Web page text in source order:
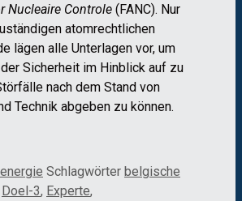
Nucleaire Controle (FANC). Nur
atomrechtlichen
lägen alle Unterlagen vor, um
Sicherheit im Hinblick auf zu
nach dem Stand von
Technik abgeben zu können.
Schlagwörter belgische
Doel-3, Experte,